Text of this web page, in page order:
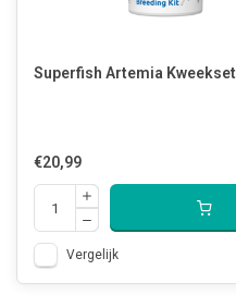
Superfish Artemia Kweekset
€20,99
Vergelijk